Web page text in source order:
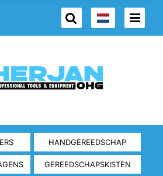
HANDGEREEDSCHAP
GEREEDSCHAPSKISTEN